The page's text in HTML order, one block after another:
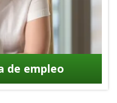
de empleo